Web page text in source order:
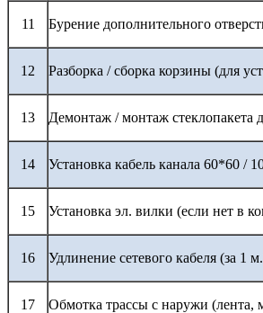
11 Бурение дополнительного
12 Разборка / сборка корзины (для
13 Демонтаж / монтаж стеклопакета
14 Установка кабель канала 60*60 /
15 Установка эл. вилки (если нет в
16 Удлинение сетевого кабеля (за 1
17 Обмотка трассы с наружи (лента,